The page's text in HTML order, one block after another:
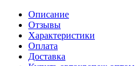
Описание
Отзывы
Характеристики
Оплата
Доставка